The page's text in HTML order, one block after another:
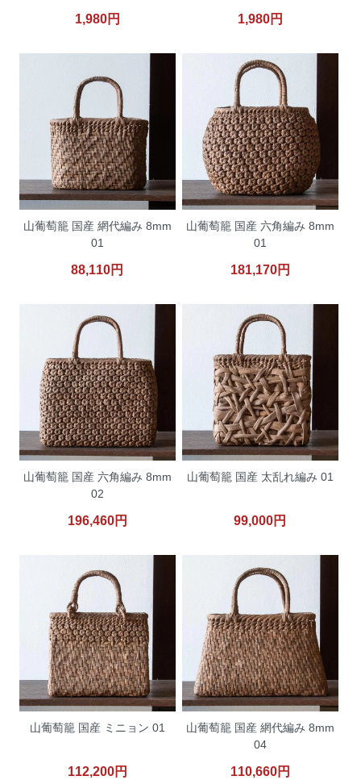
1,980円 1,980円
山葡萄籠 国産 網代編み 8mm
01
88,110円
山葡萄籠 国産 六角編み 8mm
01
181,170円
山葡萄籠 国産 六角編み 8mm
02
196,460円
山葡萄籠 国産 太乱れ編み 01
99,000円
山葡萄籠 国産 ミニョン 01
112,200円
山葡萄籠 国産 網代編み 8mm
04
110,660円